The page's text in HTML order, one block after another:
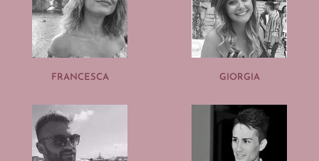
FRANCESCA GIORGIA